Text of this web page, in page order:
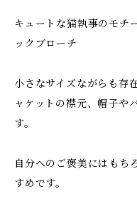
キュートな猫執事のモチ
ックブローチ
小さなサイズながらも存
ャケットの襟元、帽子や
す。
自分へのご褒美にはもち
すめです。